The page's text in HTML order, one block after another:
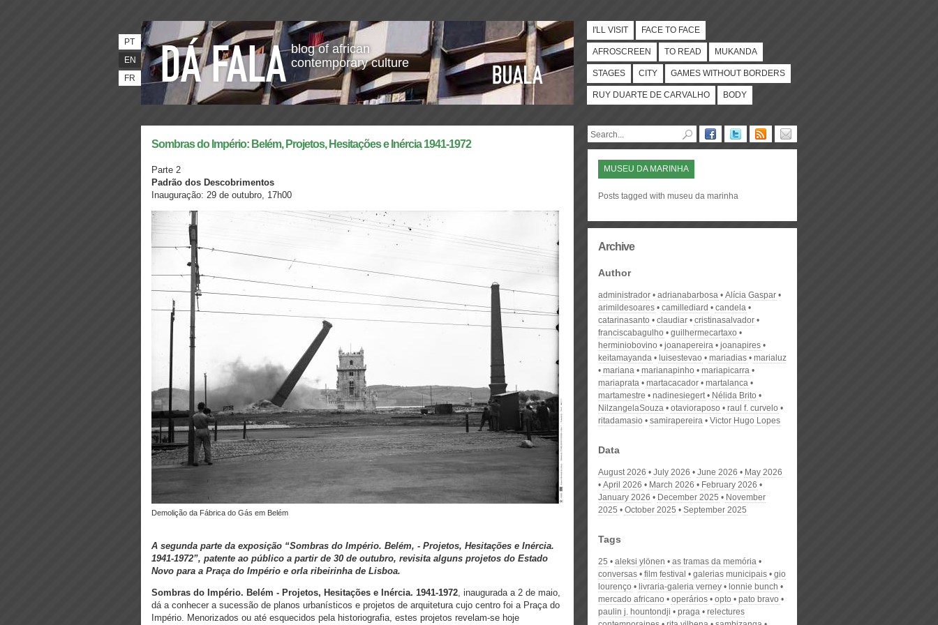
blog of african
contemporary culture
PT
EN
FR
I'LL VISIT FACE TO FACE
AFROSCREEN TO READ MUKANDA
STAGES CITY GAMES WITHOUT BORDERS
RUY DUARTE DE CARVALHO BODY
Sombras do Império: Belém, Projetos, Hesitações e Inércia 1941-1972
Parte 2
Padrão dos Descobrimentos
Inauguração: 29 de outubro, 17h00
Demolição da Fábrica do Gás em Belém
A segunda parte da exposição “Sombras do Império. Belém, - Projetos, Hesitações e Inércia.
1941-1972”, patente ao público a partir de 30 de outubro, revisita alguns projetos do Estado
Novo para a Praça do Império e orla ribeirinha de Lisboa.
Sombras do Império. Belém - Projetos, Hesitações e Inércia. 1941-1972, inaugurada a 2 de maio,
dá a conhecer a sucessão de planos urbanísticos e projetos de arquitetura cujo centro foi a Praça do
Império. Menorizados ou até esquecidos pela historiografia, estes projetos revelam-se hoje
MUSEU DA MARINHA
Posts tagged with museu da marinha
Archive
Author
administrador adrianabarbosa
Alícia Gaspar
arimildesoares
camillediard
candela
catarinasanto
claudiar
cristinasalvador
franciscabagulho
guilhermecartaxo
herminiobovino
joanapereira
joanapires
keitamayanda
luisestevao mariadias
marialuz
mariana
marianapinho
mariapicarra
mariaprata
martacacador
martalanca
martamestre
nadinesiegert
Nélida Brito
NilzangelaSouza
otavioraposo
raul f. curvelo
ritadamasio
samirapereira Victor Hugo Lopes
Data
August 2026 July 2026 June 2026
May 2026
April 2026
March 2026
February 2026
January 2026
December 2025
November
2025
October 2025 September 2025
Tags
25 aleksi ylönen
as tramas da memória
conversas
film festival galerias municipais
gio
lourenço
livraria-galeria verney
lonnie bunch
mercado africano
operários opto
pato bravo
paulin j. hountondji
praga
relectures